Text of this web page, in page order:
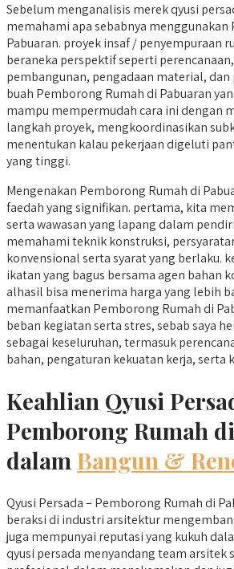
Sebelum menganalisis merek qyusi
memahami apa sebabnya
Pabuaran. proyek insaf / penyempuraan
beraneka perspektif seperti
pembangunan, pengadaan material, dan
buah Pemborong Rumah di Pabuaran
mampu mempermudah cara ini dengan
langkah proyek, mengkoordinasikan
menentukan kalau pekerjaan digeluti
yang tinggi.
Mengenakan Pemborong Rumah di
faedah yang signifikan. pertama, kita
serta wawasan yang lapang dalam
memahami teknik konstruksi,
konvensional serta syarat yang berlaku.
ikatan yang bagus bersama agen bahan
alhasil bisa menerima harga yang lebih
memanfaatkan Pemborong Rumah di
beban kegiatan serta stres, sebab saya
sebagai keseluruhan, termasuk
bahan, pengaturan kekuatan kerja, serta
Keahlian Qyusi
Pemborong Rumah
dalam Bangun &
Qyusi Persada – Pemborong Rumah di
beraksi di industri arsitektur
juga mempunyai reputasi yang kukuh
qyusi persada menyandang team arsitek